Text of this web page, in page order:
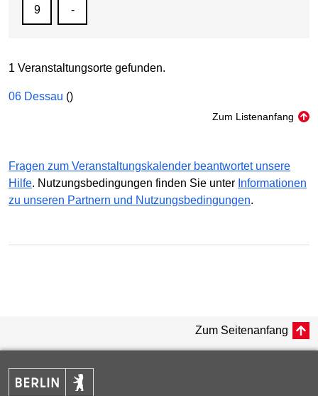
9 -
1 Veranstaltungsorte gefunden.
06 Dessau ()
Zum Listenanfang
Fragen zum Veranstaltungskalender beantwortet unsere
Hilfe. Nutzungsbedingungen finden Sie unter Informationen
zu unseren Partnern und Nutzungsbedingungen.
Zum Seitenanfang